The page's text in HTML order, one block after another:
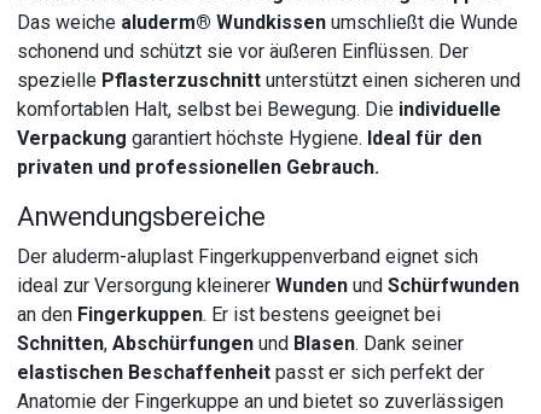
Das weiche aluderm® Wundkissen umschließt die Wunde
schonend und schützt sie vor äußeren Einflüssen. Der
spezielle Pflasterzuschnitt unterstützt einen sicheren und
komfortablen Halt, selbst bei Bewegung. Die individuelle
Verpackung garantiert höchste Hygiene. Ideal für den
privaten und professionellen Gebrauch.
Anwendungsbereiche
Der aluderm-aluplast Fingerkuppenverband eignet sich
ideal zur Versorgung kleinererWunden undSchürfwunden
an den Fingerkuppen. Er ist bestens geeignet bei
Schnitten,Abschürfungen und Blasen. Dank seiner
elastischen Beschaffenheit passt er sich perfekt der
Anatomie der Fingerkuppe an und bietet so zuverlässigen